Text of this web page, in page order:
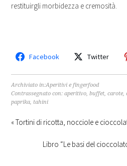
restituirgli morbidezza e cremosità.
Facebook Twitter
Archiviato in:Aperitivi e fingerfood
Contrassegnato con:aperitivo,buffet,carote,
paprika, tahini
« Tortini di ricotta, nocciole e
Libro “Le basi del